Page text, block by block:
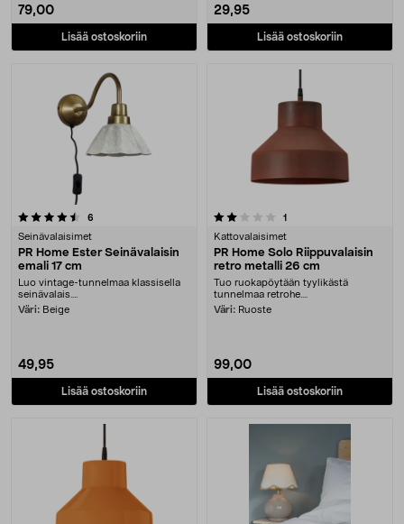
79,00
Lisää ostoskoriin
29,95
Lisää ostoskoriin
6
Seinävalaisimet
PR Home Ester Seinävalaisin
emali 17 cm
Luo vintage-tunnelmaa klassisella
seinävalais....
Väri: Beige
49,95
Lisää ostoskoriin
2.0 viidestä tähdestä 1
Kattovalaisimet
PR Home Solo Riippuvalaisin
retro metalli 26 cm
Tuo ruokapöytään tyylikästä
tunnelmaa retrohe....
Väri: Ruoste
99,00
Lisää ostoskoriin